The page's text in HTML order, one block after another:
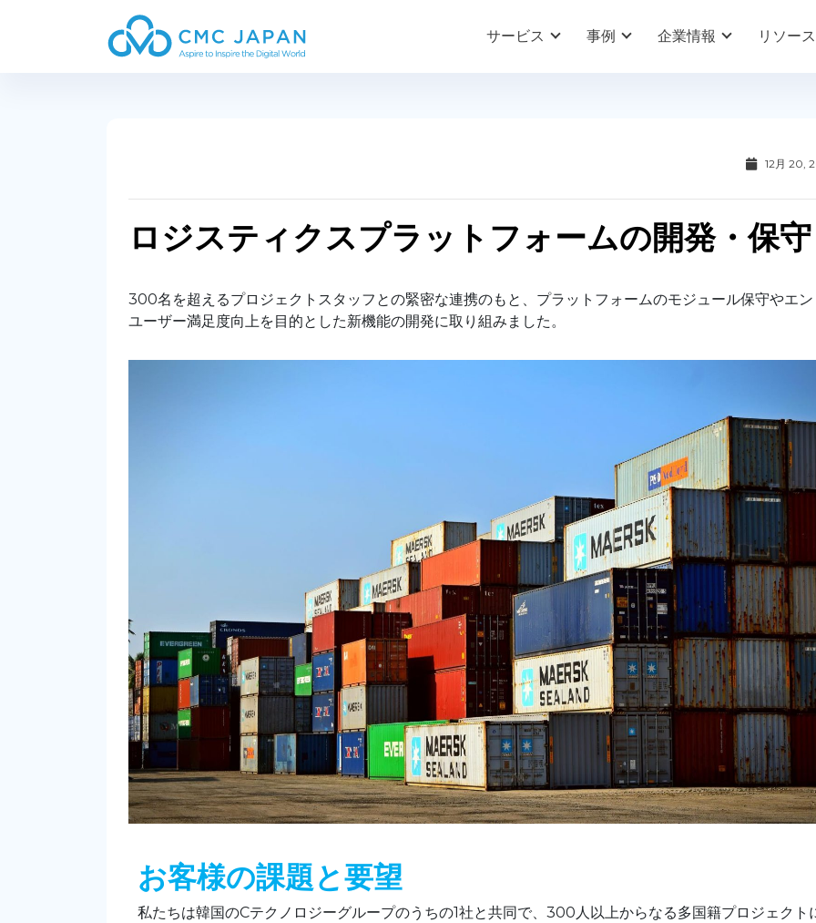
サービス 事例 企業情報 リソース
12月 20,
ロジスティクスプラットフォームの開発・保守
300名を超えるプロジェクトスタッフとの緊密な連携のもと、プラットフォームのモジュール保守やエン
ユーザー満足度向上を目的とした新機能の開発に取り組みました。
お客様の課題と要望
私たちは韓国のCテクノロジーグループのうちの1社と共同で、300人以上からなる多国籍プロジェクト